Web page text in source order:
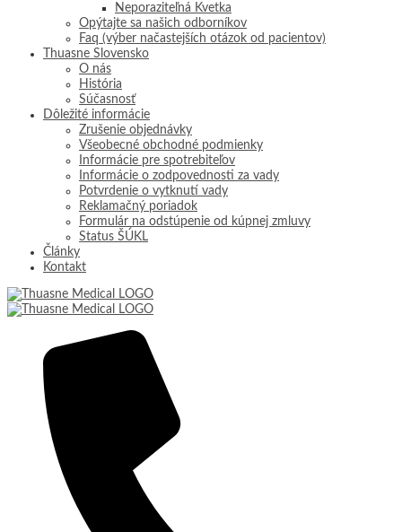
Neporaziteľná Kvetka
Opýtajte sa našich odborníkov
Faq (výber načastejších otázok od pacientov)
Thuasne Slovensko
O nás
História
Súčasnosť
Dôležité informácie
Zrušenie objednávky
Všeobecné obchodné podmienky
Informácie pre spotrebiteľov
Informácie o zodpovednosti za vady
Potvrdenie o vytknutí vady
Reklamačný poriadok
Formulár na odstúpenie od kúpnej zmluvy
Status ŠÚKL
Články
Kontakt